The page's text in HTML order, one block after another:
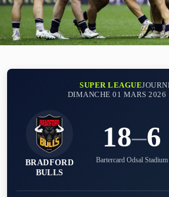
SUPER LEAGUE
DIMANCHE 01 MARS 2026
BRADFORD
BULLS
18–6
Bartercard Odsal Stadium